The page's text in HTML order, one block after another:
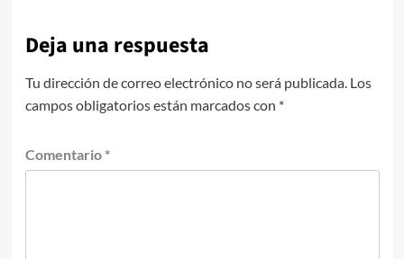
Deja una respuesta
Tu dirección de correo electrónico no será publicada. Los
campos obligatorios están marcados con *
Comentario *